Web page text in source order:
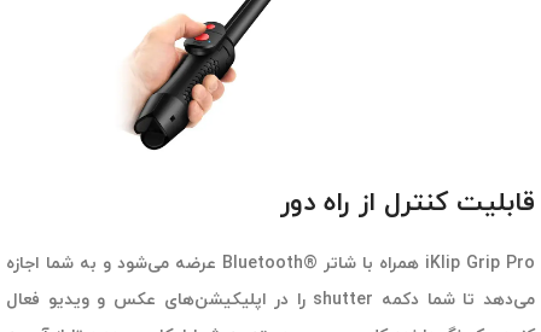
قابلیت کنترل از راه دور
iKlip Grip Pro همراه با شاتر ®Bluetooth عرضه می‌شود و به شما اجازه
می‌دهد تا شما دکمه shutter را در اپلیکیشن‌های عکس و ویدیو فعال